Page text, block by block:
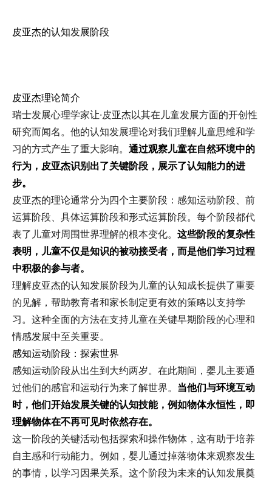
皮亚杰的认知发展阶段
皮亚杰理论简介
瑞士发展心理学家让·皮亚杰以其在儿童发展方面的开创性
研究而闻名。他的认知发展理论对我们理解儿童思维和学
习的方式产生了重大影响。 通过观察儿童在自然环境中的
行为，皮亚杰识别出了关键阶段，展示了认知能力的进
步。
皮亚杰的理论通常分为四个主要阶段：感知运动阶段、前
运算阶段、具体运算阶段和形式运算阶段。每个阶段都代
表了儿童对周围世界理解的根本变化。 这些阶段的复杂性
表明，儿童不仅是知识的被动接受者，而是他们学习过程
中积极的参与者。
理解皮亚杰的认知发展阶段为儿童的认知成长提供了重要
的见解，帮助教育者和家长制定更有效的策略以支持学
习。这种全面的方法在支持儿童在关键早期阶段的心理和
情感发展中至关重要。
感知运动阶段：探索世界
感知运动阶段从出生到大约两岁。在此期间，婴儿主要通
过他们的感官和运动行为来了解世界。 当他们与环境互动
时，他们开始发展关键的认知技能，例如物体永恒性，即
理解物体在不再可见时依然存在。
这一阶段的关键活动包括探索和操作物体，这有助于培养
自主感和行动能力。例如，婴儿通过掉落物体来观察发生
的事情，以学习因果关系。这个阶段为未来的认知发展奠